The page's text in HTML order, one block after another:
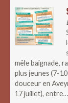
mêle baignade,
plus jeunes (7-
douceur en
17 juillet), entre…